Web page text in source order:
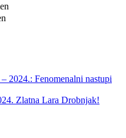
2024.: Fenomenalni nastupi
Zlatna Lara Drobnjak!